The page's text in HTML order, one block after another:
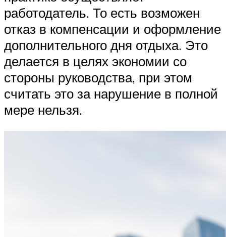
работодатель. То есть возможен
отказ в компенсации и оформление
дополнительного дня отдыха. Это
делается в целях экономии со
стороны руководства, при этом
считать это за нарушение в полной
мере нельзя.